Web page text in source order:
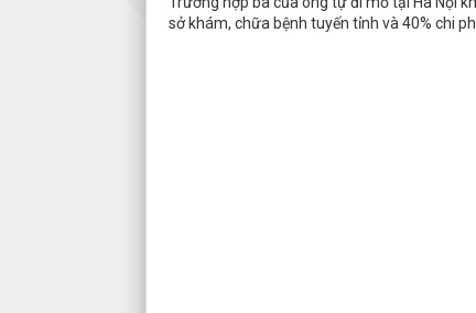
sở khám, chữa bệnh tuyến tỉnh và 40% chi